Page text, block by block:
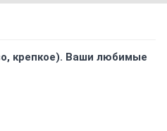
крепкое). Ваши любимые